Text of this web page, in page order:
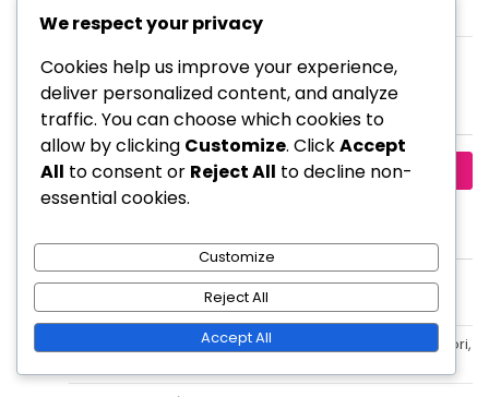
Contactează-ne
Arhiva blogului
Căutare
Search
for:
Flexibilitate Tactică în Formația 4-3-2-1: Adaptarea
Rolurilor, Conștientizarea Situatională
Formația 4-3-2-1: Planificare strategică pentru antrenori,
We respect your privacy
Cookies help us improve your experience,
deliver personalized content, and analyze
traffic. You can choose which cookies to
allow by clicking Customize. ClickAccept
All to consent or Reject All to decline non-
essential cookies.
Customize
Reject All
Accept All